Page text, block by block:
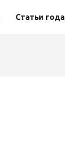
Статьи года